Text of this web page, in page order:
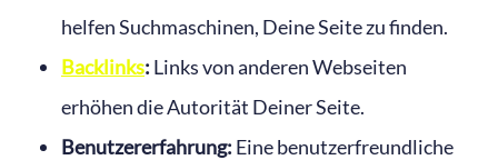
helfen Suchmaschinen, Deine Seite zu finden.
Backlinks: Links von anderen Webseiten
erhöhen die Autorität Deiner Seite.
Benutzererfahrung: Eine benutzerfreundliche